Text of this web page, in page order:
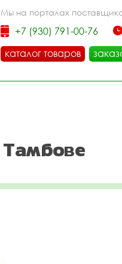
Мы на порталах
+7 (930) 791-00-76
каталог товаров